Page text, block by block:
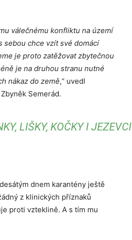
válečnému konfliktu na území
sebou chce vzít své domácí
je proto zatěžovat zbytečnou
je na druhou stranu nutné
nákaz do země,“ uvedl
Semerád.
LIŠKY, KOČKY I JEZEVCI
dnem karantény ještě
z klinických příznaků
proti vzteklině. A s tím mu